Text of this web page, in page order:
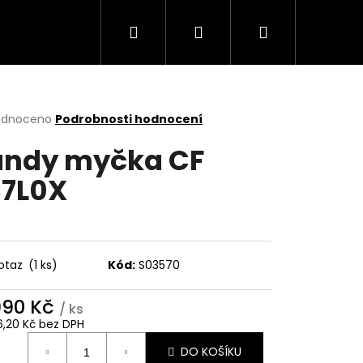
Mikrovlnné trouby
Hledat PřihlášeníNákupní
Podrobnosti hodnocení
myčka CF
(1 ks) Kód: S03570
Kč / ks
Kč bez DPH
DO KOŠÍKU